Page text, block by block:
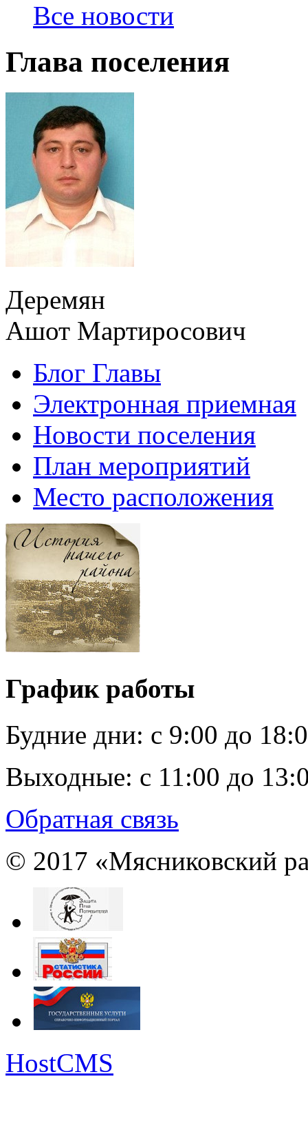
Все новости
Глава поселения
Деремян
Ашот Мартиросович
Блог Главы
Электронная приемная
Новости поселения
План мероприятий
Место расположения
График работы
Будние дни: c 9:00 до
Выходные: с 11:00 до
Обратная связь
© 2017 «Мясниковский
HostCMS